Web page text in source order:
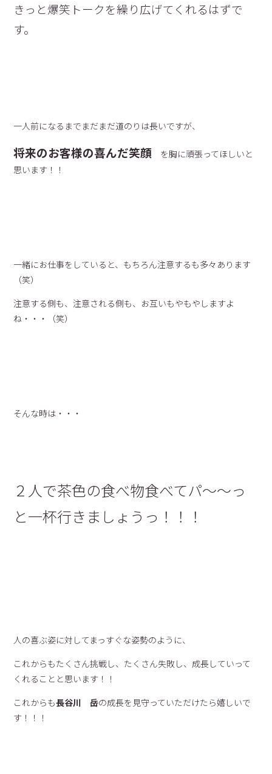
きっと爆笑トークを繰り広げてくれるはずで
す。
一人前になるまでまだまだ道のりは長いですが、
将来のお客様の喜んだ笑顔 を胸に頑張ってほしいと
思います！！
一緒にお仕事をしていると、もちろん注意するも多々あります
（笑）
注意する側も、注意される側も、お互いもやもやしますよ
ね・・・（笑）
そんな時は・・・
２人で茶色の食べ物食べてパ〜〜っ
と一杯行きましょうっ！！！
人の喜ぶ姿に対してまっすぐな姿勢のように、
これからもたくさん挑戦し、たくさん失敗し、成長していって
くれることと思います！！
これからも長谷川 岳の成長を見守っていただけたら嬉しいで
す！！！